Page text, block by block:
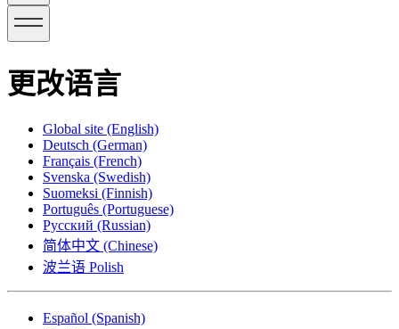
更改语言
Global site (English)
Deutsch (German)
Français (French)
Svenska (Swedish)
Suomeksi (Finnish)
Português (Portuguese)
Русский (Russian)
简体中文 (Chinese)
波兰语 Polish
Español (Spanish)